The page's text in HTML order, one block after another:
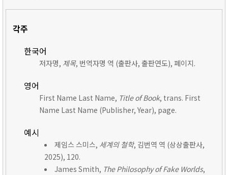
각주
한국어
저자명, 제목, 번역자명 역 (출판사, 출판연도), 페이지.
영어
First Name Last Name, Title of Book, trans. First
Name Last Name (Publisher, Year), page.
예시
제임스 스미스, 세계의 철학, 김번역 역 (상상출판사,
2025), 120.
James Smith, The Philosophy of Fake Worlds,